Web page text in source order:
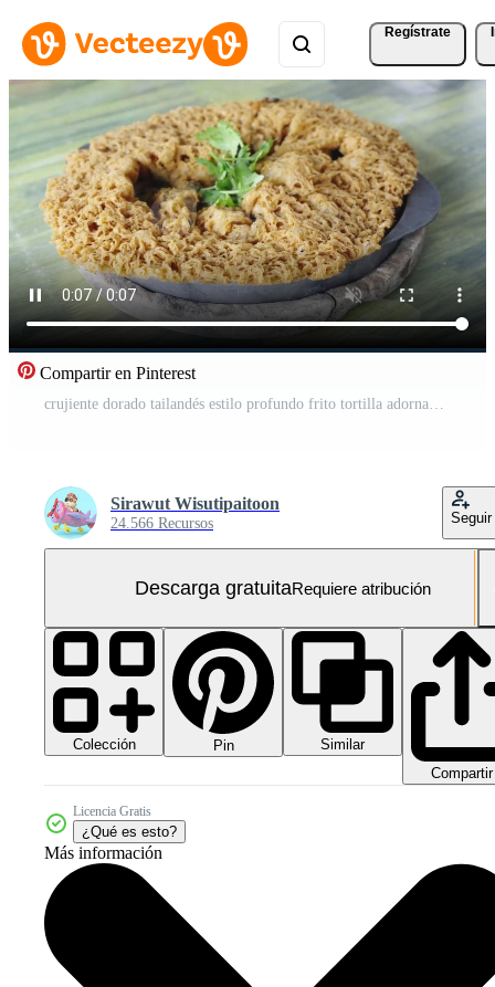
Regístrate
Compartir en Pinterest
crujiente dorado tailandés estilo profundo frito tortilla adornado con Fresco cilantro servido en un metal lámina. manos participación el plato en un rústico verde de madera mesa. auténtico asiático cocina y calle alimento. Vídeo Gratis
Sirawut Wisutipaitoon
24.566 Recursos Seguir
Descarga gratuitaRequiere atribución
Colección Pin
Similar
Compartir
Licencia Gratis
¿Qué es esto?
Más información